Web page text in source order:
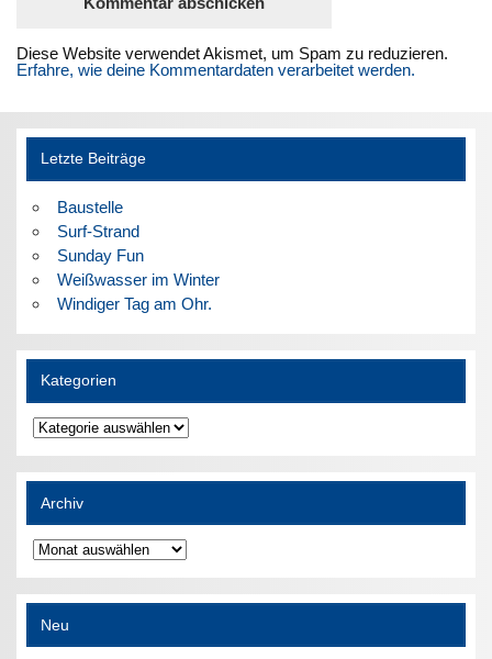
Diese Website verwendet Akismet, um Spam zu reduzieren.
Erfahre, wie deine Kommentardaten verarbeitet werden.
Letzte Beiträge
Baustelle
Surf-Strand
Sunday Fun
Weißwasser im Winter
Windiger Tag am Ohr.
Kategorien
Kategorien
Archiv
Archiv
Neu